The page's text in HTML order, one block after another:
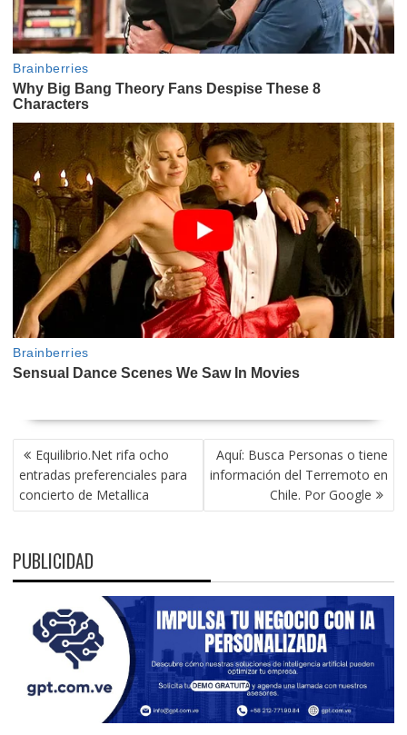
NAVEGACIÓN
DE
ENTRADAS
Equilibrio.Net rifa ocho
entradas preferenciales para
concierto de Metallica
Aquí: Busca Personas o tiene
información del Terremoto en
Chile. Por Google
PUBLICIDAD